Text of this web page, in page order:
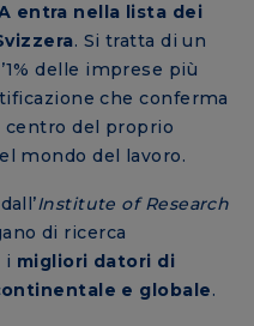
entra nella lista dei
. Si tratta di un
delle imprese più
che conferma
centro del proprio
mondo del lavoro.
Institute of Research
di ricerca
i migliori datori di
e globale.